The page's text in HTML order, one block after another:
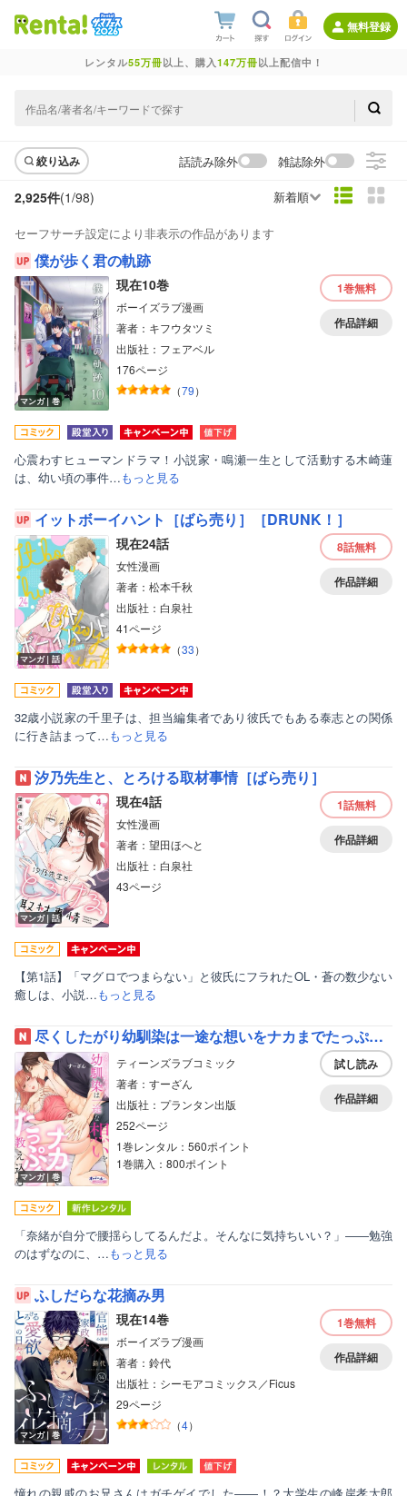
無料登録
レンタル55万冊以上、購入147万冊以上配信中！
絞り込み 話読み除外 雑誌除外
2,925件(1/98) 新着順
セーフサーチ設定により非表示の作品があります
僕が歩く君の軌跡
マンガ｜巻
現在10巻
ボーイズラブ漫画
著者：キフウタツミ
出版社：フェアベル
176ページ
（79）
1巻無料
作品詳細
心震わすヒューマンドラマ！小説家・鳴瀬一生として活動する木崎蓮
は、幼い頃の事件…もっと見る
イットボーイハント［ばら売り］［DRUNK！］
マンガ｜話
現在24話
女性漫画
著者：松本千秋
出版社：白泉社
41ページ
（33）
8話無料
作品詳細
32歳小説家の千里子は、担当編集者であり彼氏でもある泰志との関係
に行き詰まって…もっと見る
汐乃先生と、とろける取材事情［ばら売り］
マンガ｜話
現在4話
女性漫画
著者：望田ほへと
出版社：白泉社
43ページ
1話無料
作品詳細
【第1話】「マグロでつまらない」と彼氏にフラれたOL・蒼の数少ない
癒しは、小説…もっと見る
尽くしたがり幼馴染は一途な想いをナカまでたっぷり教え込む【電子単行本】【描き下ろし付】
マンガ｜巻
ティーンズラブコミック
著者：すーざん
出版社：プランタン出版
252ページ
1巻レンタル：560ポイント
1巻購入：800ポイント
試し読み
作品詳細
「奈緒が自分で腰揺らしてるんだよ。そんなに気持ちいい？」――勉強
のはずなのに、…もっと見る
ふしだらな花摘み男
マンガ｜巻
現在14巻
ボーイズラブ漫画
著者：鈴代
出版社：シーモアコミックス／Ficus
29ページ
（4）
1巻無料
作品詳細